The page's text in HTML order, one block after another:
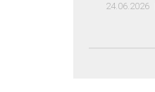
24.06.2026